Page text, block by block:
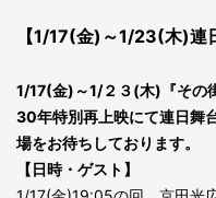
【1/17(金)～1/23(木)連
1/17(金)～1/２３(木)『その
30年特別再上映にて連日舞
場をお待ちしております。
【日時・ゲスト】